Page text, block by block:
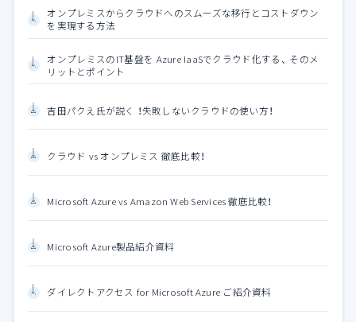
オンプレミスからクラウドへのスムーズな移行とコストダウン
を実現する方法
オンプレミスのIT基盤を Azure IaaSでクラウド化する、 そのメ
リットとポイント
吉田パクえ氏が説く ！失敗しないクラウドの使い方！
クラウド vs オンプレミス 徹底比較！
Microsoft Azure vs Amazon Web Services 徹底比較！
Microsoft Azure製品紹介資料
ダイレクトアクセス for Microsoft Azure ご紹介資料